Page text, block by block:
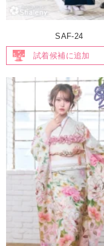
SAF-24
試着候補に追加